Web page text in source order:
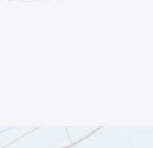
De optimale uitrusting,
hoogwaardig
het bedrijf in de afgelopen